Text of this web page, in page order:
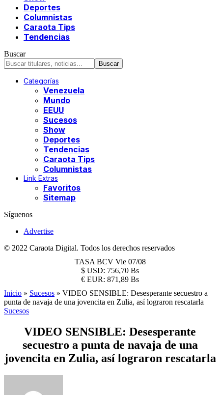
Deportes
Columnistas
Caraota Tips
Tendencias
Buscar
Categorías
Venezuela
Mundo
EEUU
Sucesos
Show
Deportes
Tendencias
Caraota Tips
Columnistas
Link Extras
Favoritos
Sitemap
Síguenos
Advertise
© 2022 Caraota Digital. Todos los derechos reservados
TASA BCV Vie 07/08
$ USD: 756,70 Bs
€ EUR: 871,89 Bs
Inicio » Sucesos » VIDEO SENSIBLE: Desesperante secuestro a
punta de navaja de una jovencita en Zulia, así lograron rescatarla
Sucesos
VIDEO SENSIBLE: Desesperante
secuestro a punta de navaja de una
jovencita en Zulia, así lograron rescatarla